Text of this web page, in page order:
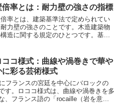
また、建物の構造や規模、材料や施
方法などを確認するため、必要に応じ
物の内部を調査することもある。3. -
調査-現場調査は、建物の構造や材
施工方法などを調査するため、建物
じて建物の内部を調査することもあ
耐震診断の結果、建物の耐震性能が
していると判断された場合には、耐
修工事を行う必要がある。耐震改修
は、建物の構造や材料、施工方法な
変更して、建物の耐震性能を向上さ
植栽工事などの外構工事などで植えた
が、手入れを実施していたにもかか
ず枯れてしまう可能性を考慮し、 外
事を行なうときにはこの保証を付け
とが好ましいとされています。植物
てしまうことや、環境に適さない弱い
種で枯れてしまうこともあります。
保証がついているなど、保障の適用
内に植栽が含まれている施工会社を
などが必要です。
倍率とは：耐力壁の強さの指標
率とは、建築基準法で定められてい
力壁の強さのことです。木造建築物
造に関する規定のひとつです。基準
倍率1.0として基準とし、何倍の強さが
るのかを数値として測り判断します。
によって数値が異なってくるが、壁
の上限は5.0です。壁倍率の値は、大
なるほど性能が高い壁ということに
、耐震性能が高くなることになる
ココ様式：曲線や渦巻きで華や
に彩る芸術様式
フランスの宮廷を中心にバロックの
す。
ロココ様式は、曲線や渦巻きを多
、フランス語の「rocaille（岩を意味